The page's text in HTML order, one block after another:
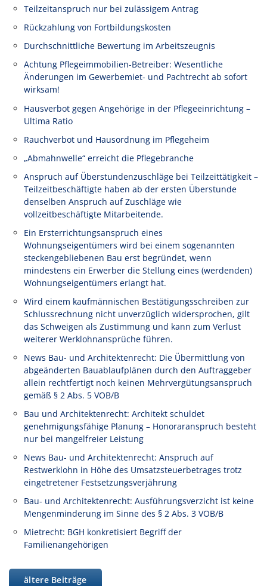
Teilzeitanspruch nur bei zulässigem Antrag
Rückzahlung von Fortbildungskosten
Durchschnittliche Bewertung im Arbeitszeugnis
Achtung Pflegeimmobilien-Betreiber: Wesentliche
Änderungen im Gewerbemiet- und Pachtrecht ab sofort
wirksam!
Hausverbot gegen Angehörige in der Pflegeeinrichtung –
Ultima Ratio
Rauchverbot und Hausordnung im Pflegeheim
„Abmahnwelle“ erreicht die Pflegebranche
Anspruch auf Überstundenzuschläge bei Teilzeittätigkeit –
Teilzeitbeschäftigte haben ab der ersten Überstunde
denselben Anspruch auf Zuschläge wie
vollzeitbeschäftigte Mitarbeitende.
Ein Ersterrichtungsanspruch eines
Wohnungseigentümers wird bei einem sogenannten
steckengebliebenen Bau erst begründet, wenn
mindestens ein Erwerber die Stellung eines (werdenden)
Wohnungseigentümers erlangt hat.
Wird einem kaufmännischen Bestätigungsschreiben zur
Schlussrechnung nicht unverzüglich widersprochen, gilt
das Schweigen als Zustimmung und kann zum Verlust
weiterer Werklohnansprüche führen.
News Bau- und Architektenrecht: Die Übermittlung von
abgeänderten Bauablaufplänen durch den Auftraggeber
allein rechtfertigt noch keinen Mehrvergütungsanspruch
gemäß § 2 Abs. 5 VOB/B
Bau und Architektenrecht: Architekt schuldet
genehmigungsfähige Planung – Honoraranspruch besteht
nur bei mangelfreier Leistung
News Bau- und Architektenrecht: Anspruch auf
Restwerklohn in Höhe des Umsatzsteuerbetrages trotz
eingetretener Festsetzungsverjährung
Bau- und Architektenrecht: Ausführungsverzicht ist keine
Mengenminderung im Sinne des § 2 Abs. 3 VOB/B
Mietrecht: BGH konkretisiert Begriff der
Familienangehörigen
ältere Beiträge